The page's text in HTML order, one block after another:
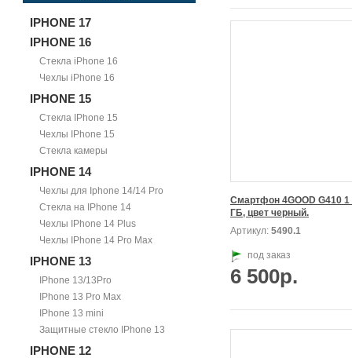
IPHONE 17
IPHONE 16
Стекла iPhone 16
Чехлы iPhone 16
IPHONE 15
Стекла IPhone 15
Чехлы IPhone 15
Стекла камеры
IPHONE 14
Чехлы для Iphone 14/14 Pro
Стекла на IPhone 14
Чехлы IPhone 14 Plus
Чехлы IPhone 14 Pro Max
IPHONE 13
IPhone 13/13Pro
IPhone 13 Pro Max
IPhone 13 mini
Защитные стекло IPhone 13
IPHONE 12
Смартфон 4GOOD G410 1
ГБ, цвет черный.
Артикул: 5490.1
под заказ
6 500р.